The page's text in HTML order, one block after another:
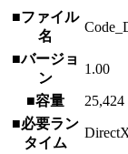
■ファイル
名
■バージョ
ン
1.00
■容量
■必要ラン
タイム